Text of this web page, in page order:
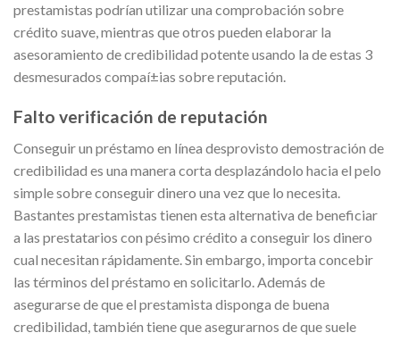
prestamistas podrían utilizar una comprobación sobre
crédito suave, mientras que otros pueden elaborar la
asesoramiento de credibilidad potente usando la de estas 3
desmesurados compaí±ias sobre reputación.
Falto verificación de reputación
Conseguir un préstamo en línea desprovisto demostración de
credibilidad es una manera corta desplazándolo hacia el pelo
simple sobre conseguir dinero una vez que lo necesita.
Bastantes prestamistas tienen esta alternativa de beneficiar
a las prestatarios con pésimo crédito a conseguir los dinero
cual necesitan rápidamente. Sin embargo, importa concebir
las términos del préstamo en solicitarlo. Además de
asegurarse de que el prestamista disponga de buena
credibilidad, también tiene que asegurarnos de que suele